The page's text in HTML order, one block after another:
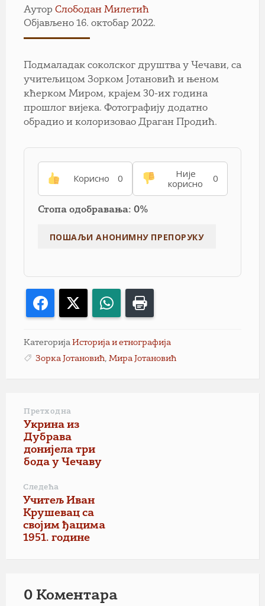
Аутор Слободан Милетић
Објављено 16. октобар 2022.
Подмаладак соколског друштва у Чечави, са
учитељицом Зорком Јотановић и њеном
кћерком Миром, крајем 30-их година
прошлог вијека. Фотографију додатно
обрадио и колоризовао Драган Продић.
Корисно 0
Није
корисно
0
Стопа одобравања: 0%
Facebook WhatsApp
Категорија Историја и етнографија
Зорка Јотановић, Мира Јотановић
Претходна
Укрина из
Дубрава
донијела три
бода у Чечаву
Следећа
Учитељ Иван
Крушевац са
својим ђацима
1951. године
0 Коментарa